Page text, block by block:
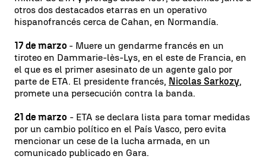
otros dos destacados etarras en un operativo
hispanofrancés cerca de Cahan, en Normandía.
17 de marzo - Muere un gendarme francés en un
tiroteo en Dammarie-lès-Lys, en el este de Francia, en
el que es el primer asesinato de un agente galo por
parte de ETA. El presidente francés, Nicolas Sarkozy,
promete una persecución contra la banda.
21 de marzo - ETA se declara lista para tomar medidas
por un cambio político en el País Vasco, pero evita
mencionar un cese de la lucha armada, en un
comunicado publicado en Gara.